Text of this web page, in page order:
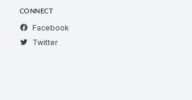
CONNECT
Facebook
Twitter